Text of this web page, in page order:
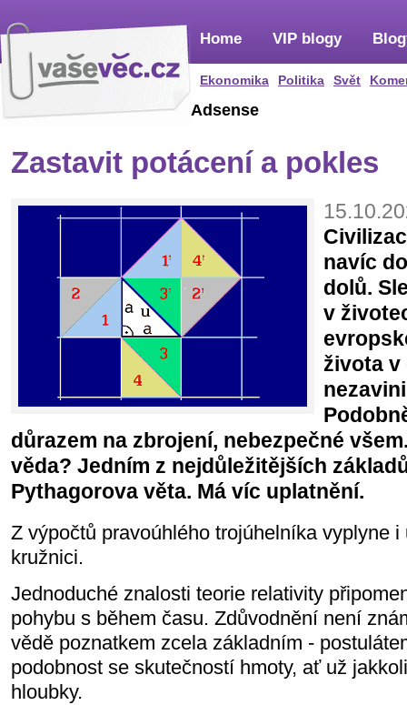
Home
Ekonomika Politika Svět
VIP blogy
Adsense
Zastavit potácení a pokles
navíc
dolů.
v
života v
důrazem na zbrojení, nebezpečné
věda? Jedním z nejdůležitějších
Pythagorova věta. Má víc uplatnění.
Z výpočtů pravoúhlého trojúhelníka vyplyne
kružnici.
Jednoduché znalosti teorie relativity
pohybu s během času. Zdůvodnění není
vědě poznatkem zcela základním -
podobnost se skutečností hmoty, ať už
hloubky.